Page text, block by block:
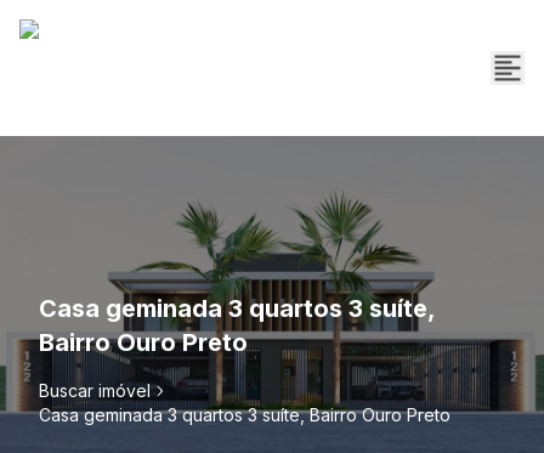
Casa geminada 3 quartos 3 suíte,
Bairro Ouro Preto
Buscar imóvel
Casa geminada 3 quartos 3 suíte, Bairro Ouro Preto